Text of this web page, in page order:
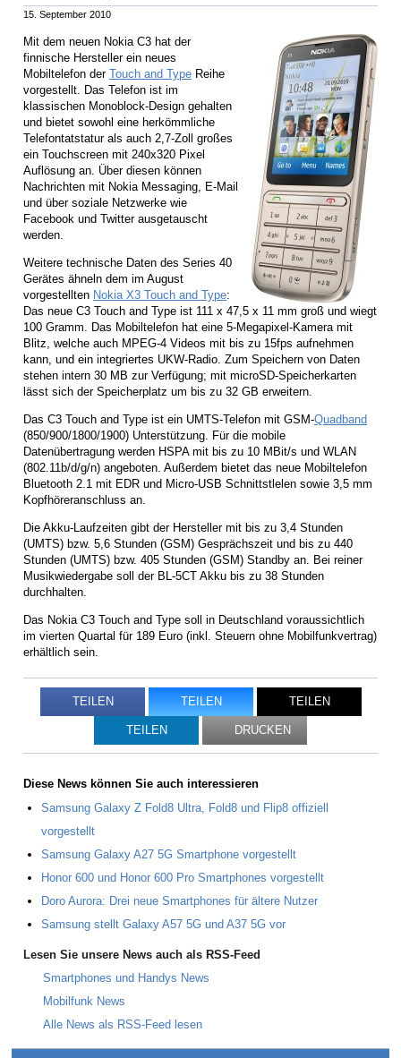
15. September 2010
Mit dem neuen Nokia C3 hat der
finnische Hersteller ein neues
Mobiltelefon der Touch and Type Reihe
vorgestellt. Das Telefon ist im
klassischen Monoblock-Design gehalten
und bietet sowohl eine herkömmliche
Telefontatstatur als auch 2,7-Zoll großes
ein Touchscreen mit 240x320 Pixel
Auflösung an. Über diesen können
Nachrichten mit Nokia Messaging, E-Mail
und über soziale Netzwerke wie
Facebook und Twitter ausgetauscht
werden.
Weitere technische Daten des Series 40
Gerätes ähneln dem im August
vorgestellten Nokia X3 Touch and Type:
Das neue C3 Touch and Type ist 111 x 47,5 x 11 mm groß und wiegt
100 Gramm. Das Mobiltelefon hat eine 5-Megapixel-Kamera mit
Blitz, welche auch MPEG-4 Videos mit bis zu 15fps aufnehmen
kann, und ein integriertes UKW-Radio. Zum Speichern von Daten
stehen intern 30 MB zur Verfügung; mit microSD-Speicherkarten
lässt sich der Speicherplatz um bis zu 32 GB erweitern.
Das C3 Touch and Type ist ein UMTS-Telefon mit GSM-Quadband
(850/900/1800/1900) Unterstützung. Für die mobile
Datenübertragung werden HSPA mit bis zu 10 MBit/s und WLAN
(802.11b/d/g/n) angeboten. Außerdem bietet das neue Mobiltelefon
Bluetooth 2.1 mit EDR und Micro-USB Schnittstlelen sowie 3,5 mm
Kopfhöreranschluss an.
Die Akku-Laufzeiten gibt der Hersteller mit bis zu 3,4 Stunden
(UMTS) bzw. 5,6 Stunden (GSM) Gesprächszeit und bis zu 440
Stunden (UMTS) bzw. 405 Stunden (GSM) Standby an. Bei reiner
Musikwiedergabe soll der BL-5CT Akku bis zu 38 Stunden
durchhalten.
Das Nokia C3 Touch and Type soll in Deutschland voraussichtlich
im vierten Quartal für 189 Euro (inkl. Steuern ohne Mobilfunkvertrag)
erhältlich sein.
TEILEN TEILEN TEILEN
TEILEN DRUCKEN
Diese News können Sie auch interessieren
Samsung Galaxy Z Fold8 Ultra, Fold8 und Flip8 offiziell
vorgestellt
Samsung Galaxy A27 5G Smartphone vorgestellt
Honor 600 und Honor 600 Pro Smartphones vorgestellt
Doro Aurora: Drei neue Smartphones für ältere Nutzer
Samsung stellt Galaxy A57 5G und A37 5G vor
Lesen Sie unsere News auch als RSS-Feed
Smartphones und Handys News
Mobilfunk News
Alle News als RSS-Feed lesen